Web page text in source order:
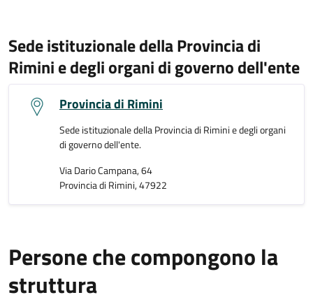
Sede istituzionale della Provincia di
Rimini e degli organi di governo dell'ente
Provincia di Rimini
Sede istituzionale della Provincia di Rimini e degli organi
di governo dell'ente.
Via Dario Campana, 64
Provincia di Rimini, 47922
Persone che compongono la
struttura